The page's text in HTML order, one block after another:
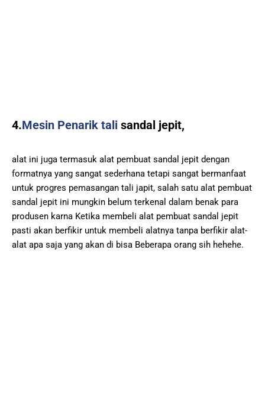
4.Mesin Penarik tali sandal jepit,
alat ini juga termasuk alat pembuat sandal jepit dengan
formatnya yang sangat sederhana tetapi sangat bermanfaat
untuk progres pemasangan tali japit, salah satu alat pembuat
sandal jepit ini mungkin belum terkenal dalam benak para
produsen karna Ketika membeli alat pembuat sandal jepit
pasti akan berfikir untuk membeli alatnya tanpa berfikir alat-
alat apa saja yang akan di bisa Beberapa orang sih hehehe.